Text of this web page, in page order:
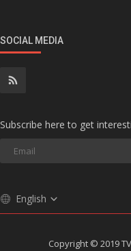
SOCIAL MEDIA
Subscribe here to get
English
Copyright © 2019